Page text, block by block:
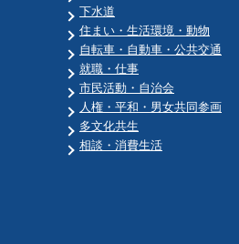
下水道
住まい・生活環境・動物
自転車・自動車・公共交通
就職・仕事
市民活動・自治会
人権・平和・男女共同参画
多文化共生
相談・消費生活